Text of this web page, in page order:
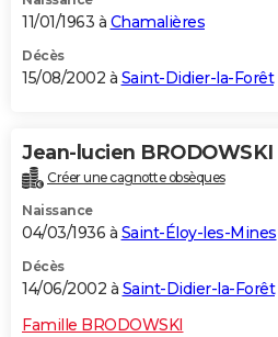
11/01/1963 à Chamalières
Décès
15/08/2002 à Saint-Didier-la-Forêt
Jean-lucien BRODOWSKI
Créer une cagnotte obsèques
Naissance
04/03/1936 à Saint-Éloy-les-Mines
Décès
14/06/2002 à Saint-Didier-la-Forêt
Famille BRODOWSKI